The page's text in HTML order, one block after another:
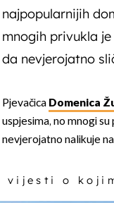
najpopularnijih
mnogih privukla
da nevjerojatno
Pjevačica Domenica
uspjesima, no mnogi
nevjerojatno nalikuje
vijesti o